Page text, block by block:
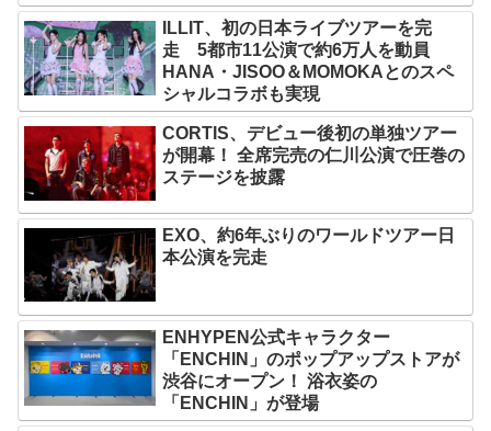
ILLIT、初の日本ライブツアーを完
走 5都市11公演で約6万人を動員
HANA・JISOO＆MOMOKAとのスペ
シャルコラボも実現
CORTIS、デビュー後初の単独ツアー
が開幕！ 全席完売の仁川公演で圧巻の
ステージを披露
EXO、約6年ぶりのワールドツアー日
本公演を完走
ENHYPEN公式キャラクター
「ENCHIN」のポップアップストアが
渋谷にオープン！ 浴衣姿の
「ENCHIN」が登場